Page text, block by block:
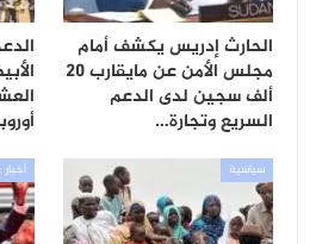
الحارث إدريس يكشف أمام
مجلس الأمن عن مايقارب 20
ألف سجين لدى الدعم
السريع وتجارة…
سياسية